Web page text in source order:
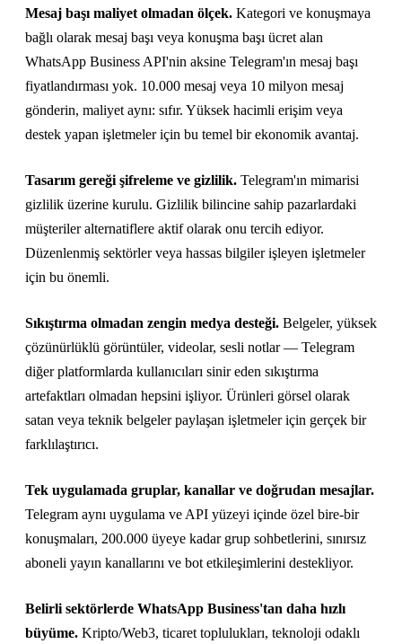
Mesaj başı maliyet olmadan ölçek. Kategori ve konuşmaya
bağlı olarak mesaj başı veya konuşma başı ücret alan
WhatsApp Business API'nin aksine Telegram'ın mesaj başı
fiyatlandırması yok. 10.000 mesaj veya 10 milyon mesaj
gönderin, maliyet aynı: sıfır. Yüksek hacimli erişim veya
destek yapan işletmeler için bu temel bir ekonomik avantaj.
Tasarım gereği şifreleme ve gizlilik. Telegram'ın mimarisi
gizlilik üzerine kurulu. Gizlilik bilincine sahip pazarlardaki
müşteriler alternatiflere aktif olarak onu tercih ediyor.
Düzenlenmiş sektörler veya hassas bilgiler işleyen işletmeler
için bu önemli.
Sıkıştırma olmadan zengin medya desteği. Belgeler, yüksek
çözünürlüklü görüntüler, videolar, sesli notlar — Telegram
diğer platformlarda kullanıcıları sinir eden sıkıştırma
artefaktları olmadan hepsini işliyor. Ürünleri görsel olarak
satan veya teknik belgeler paylaşan işletmeler için gerçek bir
farklılaştırıcı.
Tek uygulamada gruplar, kanallar ve doğrudan mesajlar.
Telegram aynı uygulama ve API yüzeyi içinde özel bire-bir
konuşmaları, 200.000 üyeye kadar grup sohbetlerini, sınırsız
aboneli yayın kanallarını ve bot etkileşimlerini destekliyor.
Belirli sektörlerde WhatsApp Business'tan daha hızlı
büyüme. Kripto/Web3, ticaret toplulukları, teknoloji odaklı